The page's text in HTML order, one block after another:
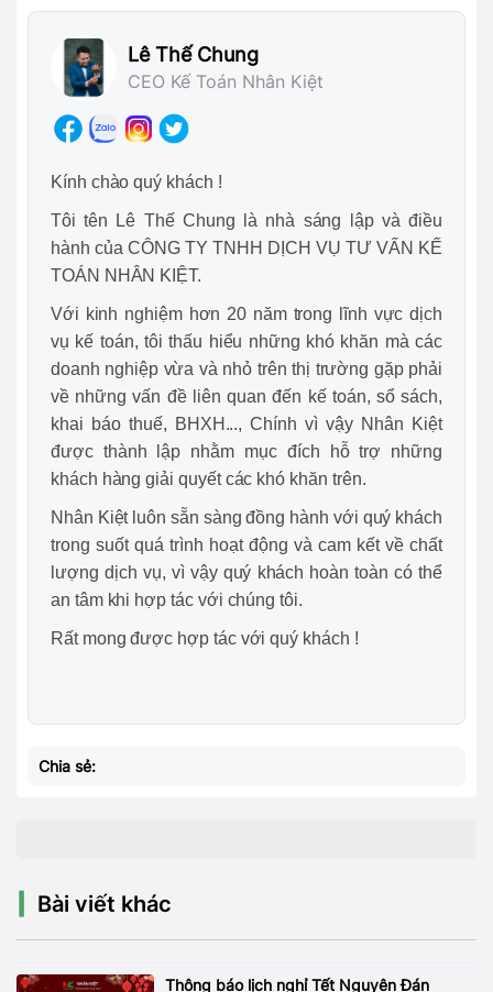
Lê Thế Chung
CEO Kế Toán Nhân Kiệt
Kính chào quý khách !
Tôi tên Lê Thế Chung là nhà sáng lập và điều
hành của CÔNG TY TNHH DỊCH VỤ TƯ VẤN KẾ
TOÁN NHÂN KIỆT.
Với kinh nghiệm hơn 20 năm trong lĩnh vực dịch
vụ kế toán, tôi thấu hiểu những khó khăn mà các
doanh nghiệp vừa và nhỏ trên thị trường gặp phải
về những vấn đề liên quan đến kế toán, sổ sách,
khai báo thuế, BHXH..., Chính vì vậy Nhân Kiệt
được thành lập nhằm mục đích hỗ trợ những
khách hàng giải quyết các khó khăn trên.
Nhân Kiệt luôn sẵn sàng đồng hành với quý khách
trong suốt quá trình hoạt động và cam kết về chất
lượng dịch vụ, vì vậy quý khách hoàn toàn có thể
an tâm khi hợp tác với chúng tôi.
Rất mong được hợp tác với quý khách !
Chia sẻ:
Bài viết khác
Thông báo lịch nghỉ Tết Nguyên Đán